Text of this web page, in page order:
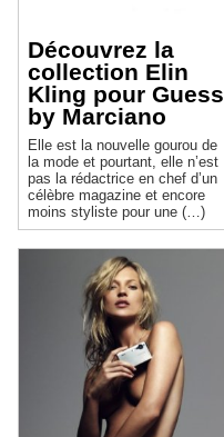
Découvrez la
collection Elin
Kling pour Guess
by Marciano
Elle est la nouvelle gourou de
la mode et pourtant, elle n’est
pas la rédactrice en chef d’un
célèbre magazine et encore
moins styliste pour une (…)